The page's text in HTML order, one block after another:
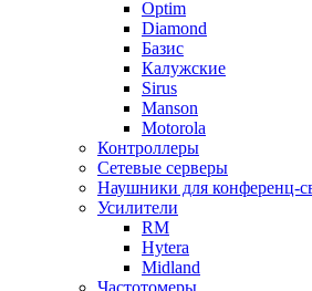
Optim
Diamond
Базис
Калужские
Sirus
Manson
Motorola
Контроллеры
Сетевые серверы
Наушники для конференц-
Усилители
RM
Hytera
Midland
Частотомеры